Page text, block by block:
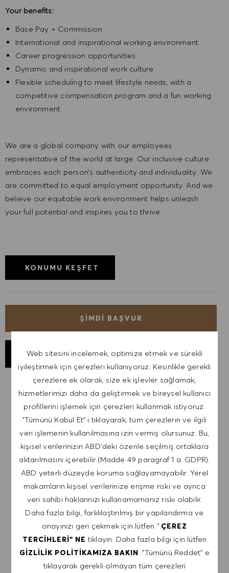
Web sitesini incelemek, optimize etmek ve sürekli
iyileştirmek için çerezleri kullanıyoruz. Kesinlikle gerekli
çerezlere ek olarak, size ek işlevler sağlamak,
hizmetlerimizi daha da geliştirmek ve bireysel kullanıcı
profillerini işlemek için çerezleri kullanmak istiyoruz.
"Tümünü Kabul Et" i tıklayarak, tüm çerezlerin ve ilgili
veri işlemenin kullanılmasına izin vermiş olursunuz. Bu,
kişisel verilerinizin ABD'deki özenle seçilmiş ortaklara
aktarılmasını içerebilir (Madde 49 paragraf 1 a. GDPR).
ABD yeterli düzeyde koruma sağlayamayabilir. Yerel
makamların kişisel verilerinize erişme riski ve ayrıca
veri sahibi haklarınızı kullanamamanız riski olabilir.
Daha fazla bilgi, farklılaştırılmış bir yapılandırma ve
onayınızı geri çekmek için lütfen " ÇEREZ
TERCIHLERI" NE tıklayın. Daha fazla bilgi için lütfen
GIZLILIK POLITIKAMIZA BAKIN. "Tümünü Reddet" e
tıklayarak gerekli olmayan tüm çerezleri
Your benefits:
Base Pay + Commission
International and inspirational working environment
Career progression opportunities
Dynamic and inspirational work culture
Flexible scheduling to meet lifestyle needs, with a
competitive compensation program and a fun working
environment
We are a global company with our employees
representative of the world at large. Our inclusive culture
embraces each person’s authenticity and individuality. We
are committed to equal employment opportunity. And we
believe our equitable work environment helps unleash
your full potential and inspires you to thrive.
KONUMU KEŞFET
ŞIMDI BAŞVUR
İŞI KAYDET
BENZER IŞLER IÇIN BILDIRIM AL
İş uyarıları almak için kaydol.
NOT: Kayıt olarak, HUGO BOSS iş teklifleri, etkinlik
davetiyeleri ve diğer kariyerle ilgili konuları içeren
e-postalar almayı kabul ediyorum. Bu e-
postalardan istediğim zaman, örneğin her e-
postada bulunan bağlantıya tıklayarak,
çıkabileceğimi kabul ediyorum. Kişisel verilerimin
GIZLILIK POLITIKASI'na uygun olarak
işleneceğini kabul ediyorum.
E-posta adresini gir (Gerekli)